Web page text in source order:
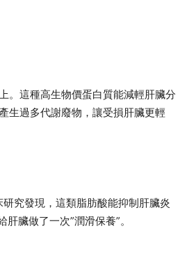
。這種高生物價蛋白質能減輕肝臟分
生過多代謝廢物，讓受損肝臟更輕
究發現，這類脂肪酸能抑制肝臟炎
臟做了一次”潤滑保養”。